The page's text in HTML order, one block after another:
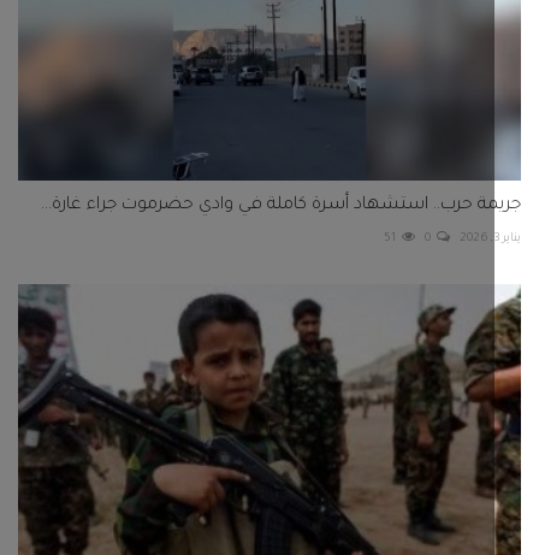
حرب.. استشهاد أسرة كاملة في وادي حضرموت جراء غارة...
0
51